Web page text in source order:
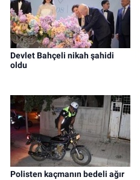
Devlet Bahçeli nikah şahidi
oldu
Polisten kaçmanın bedeli ağır